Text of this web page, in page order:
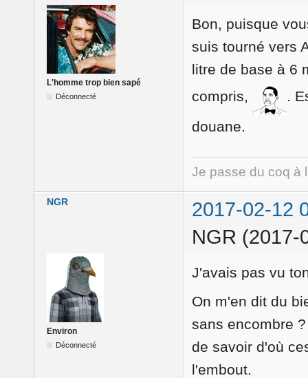
L'homme trop bien sapé
Déconnecté
Bon, puisque
suis tourné vers
litre de base à 6
compris,
.
douane.
Je passe du coq à
NGR
2017-02-12
NGR (2017-
Environ
Déconnecté
J'avais pas vu
On m'en dit du
sans encombre
de savoir d'où
l'embout.